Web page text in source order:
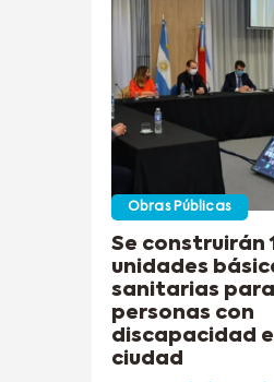
Obras Públicas
Se construirán
unidades
sanitarias para
personas con
discapacidad
ciudad